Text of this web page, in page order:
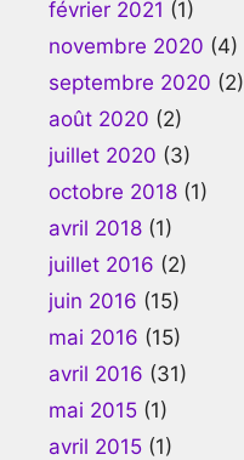
février 2021 (1)
novembre 2020 (4)
septembre 2020 (2)
août 2020 (2)
juillet 2020 (3)
octobre 2018 (1)
avril 2018 (1)
juillet 2016 (2)
juin 2016 (15)
mai 2016 (15)
avril 2016 (31)
mai 2015 (1)
avril 2015 (1)